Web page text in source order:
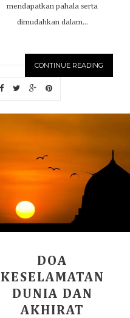
mendapatkan pahala serta
dimudahkan dalam...
CONTINUE READING
DOA
KESELAMATAN
DUNIA DAN
AKHIRAT